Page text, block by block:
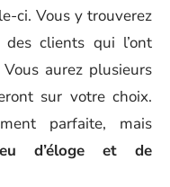
ci. Vous y trouverez
des clients qui l’ont
aurez plusieurs
sur votre choix.
parfaite, mais
d’éloge et de